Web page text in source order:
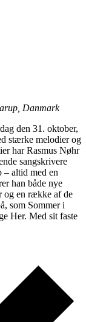
Danmark
den 31. oktober,
stærke melodier og
har Rasmus Nøhr
sangskrivere
– altid med en
han både nye
og en række af de
som Sommer i
Her. Med sit faste